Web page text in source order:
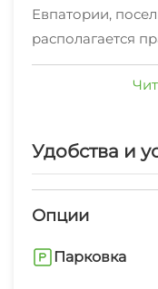
Евпатории,
располагается
Черного моря, в
Практически
этаже имеются
удобны для
собственным
Удобства и
Опции
Парковка